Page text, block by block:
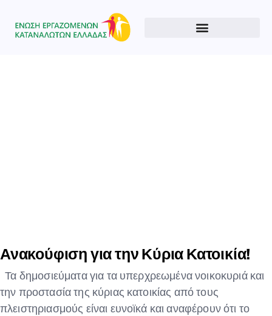
Ανακούφιση για την Κύρια Κατοικία!
Τα δημοσιεύματα για τα υπερχρεωμένα νοικοκυριά και
την προστασία της κύριας κατοικίας από τους
πλειστηριασμούς είναι ευνοϊκά και αναφέρουν ότι το